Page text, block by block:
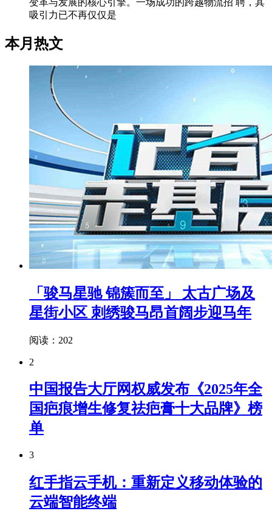
变革与发展的核心引擎。一场成功的跨越物流招 聘，其
吸引力已不再仅仅是
本月热文
「骏马星驰 锦簇而至」 太古广场及
星街小区 刺绣骏马昂首阔步迎马年
阅读：202
2
中国报告大厅网权威发布《2025年全
国疤痕增生修复祛疤膏十大品牌》榜
单
3
红手指云手机：重新定义移动体验的
云端智能终端